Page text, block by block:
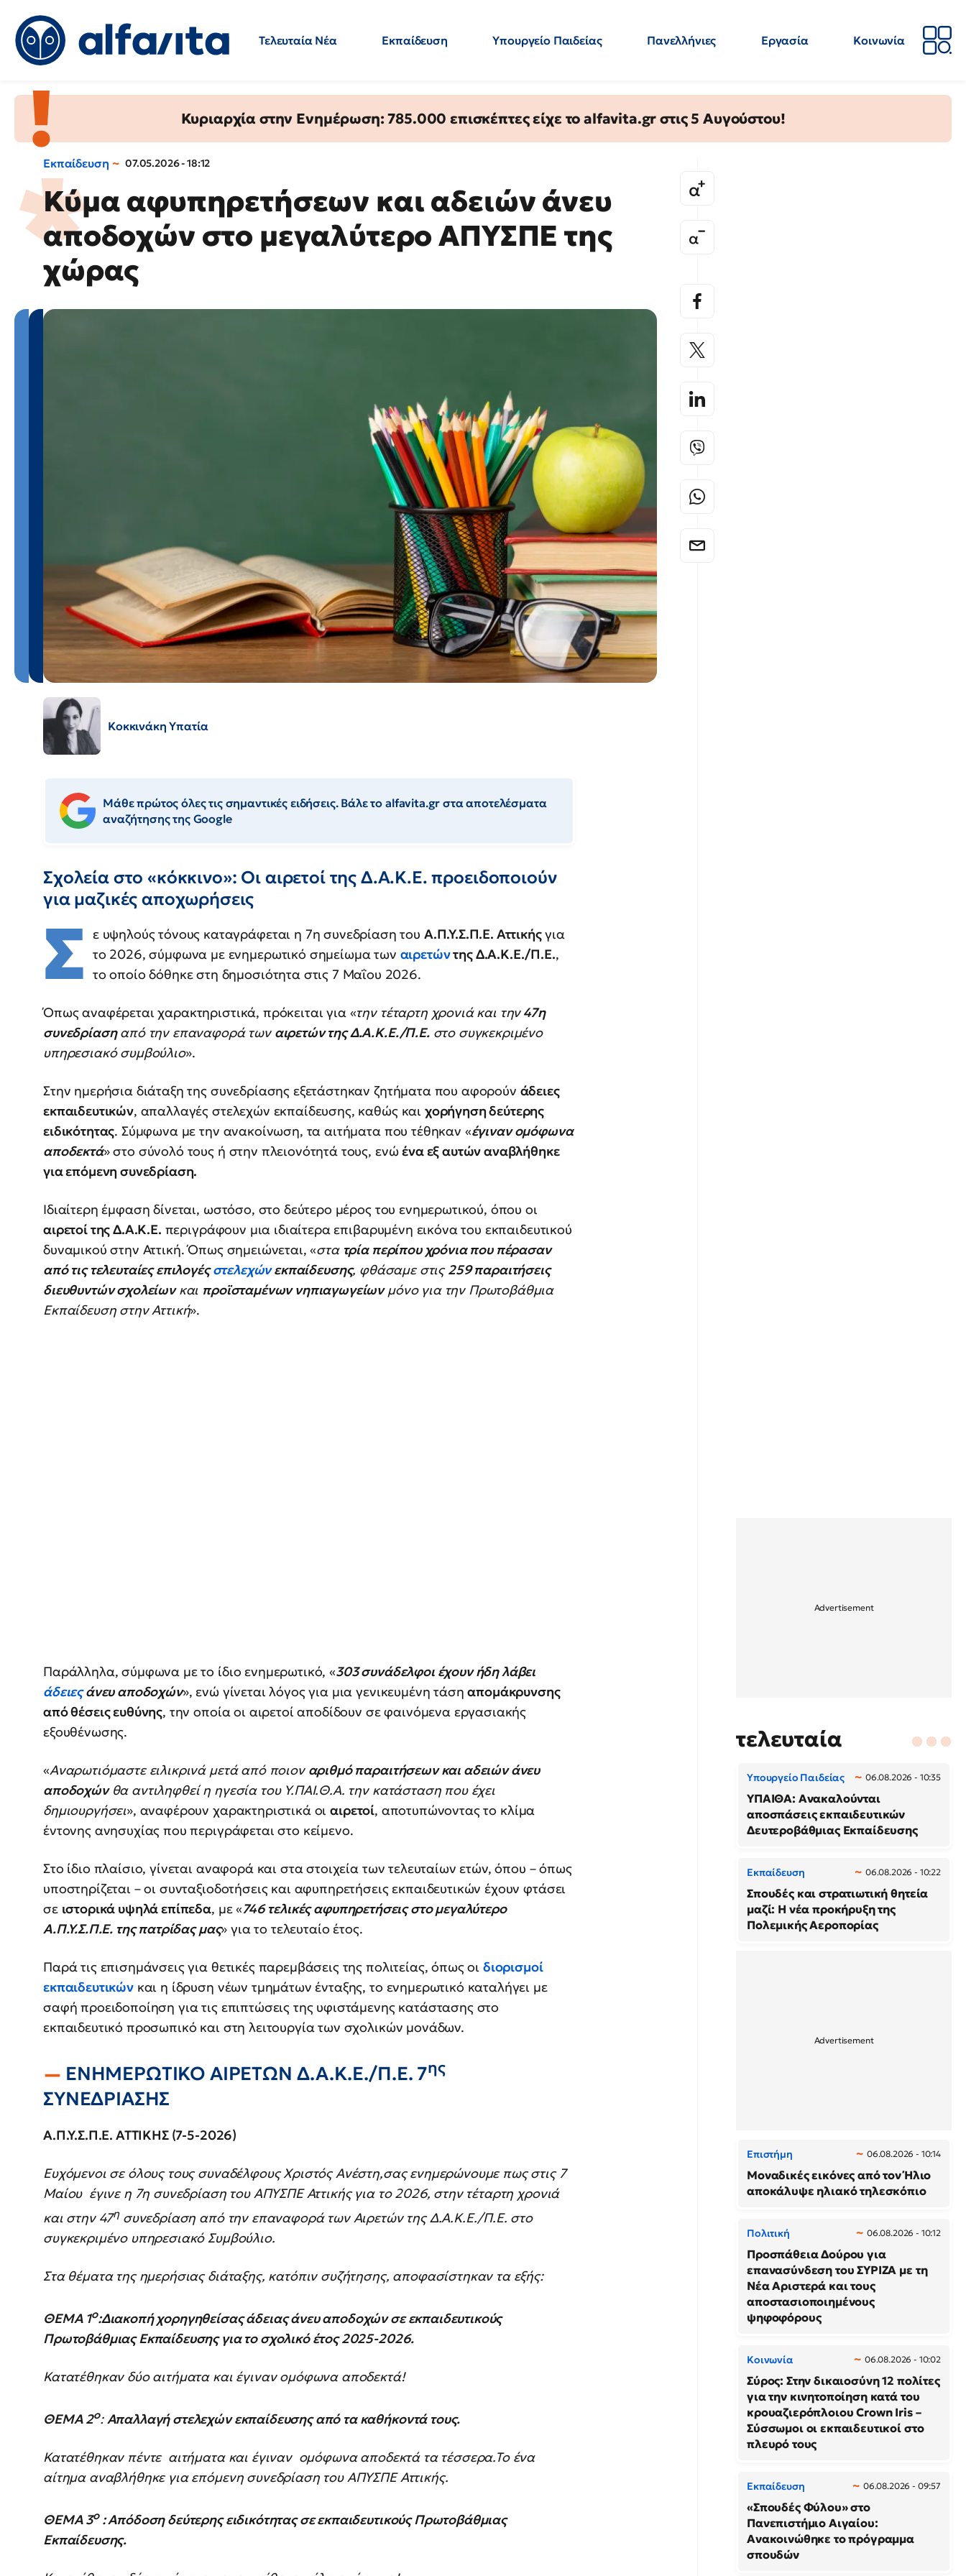
Τελευταία Νέα Εκπαίδευση Υπουργείο Παιδείας Πανελλήνιες Εργασία
Κοινωνία
Κυριαρχία στην Ενημέρωση: 785.000 επισκέπτες είχε το alfavita.gr στις 5 Αυγούστου!
Εκπαίδευση 07.05.2026 - 18:12
Κύμα αφυπηρετήσεων και αδειών άνευ
αποδοχών στο μεγαλύτερο ΑΠΥΣΠΕ της
χώρας
Κοκκινάκη Υπατία
Μάθε πρώτος όλες τις σημαντικές ειδήσεις. Βάλε το alfavita.gr στα αποτελέσματα
αναζήτησης της Google
Σχολεία στο «κόκκινο»: Οι αιρετοί της Δ.Α.Κ.Ε. προειδοποιούν
για μαζικές αποχωρήσεις
Σ ε υψηλούς τόνους καταγράφεται η 7η συνεδρίαση του Α.Π.Υ.Σ.Π.Ε. Αττικήςγια
το 2026, σύμφωνα με ενημερωτικό σημείωμα των αιρετώντης Δ.Α.Κ.Ε./Π.Ε.,
το οποίο δόθηκε στη δημοσιότητα στις 7 Μαΐου 2026.
Όπως αναφέρεται χαρακτηριστικά, πρόκειται για «την τέταρτη χρονιά και την47η
συνεδρίασηαπό την επαναφορά των αιρετών της Δ.Α.Κ.Ε./Π.Ε.στο συγκεκριμένο
υπηρεσιακό συμβούλιο».
Στην ημερήσια διάταξη της συνεδρίασης εξετάστηκαν ζητήματα που αφορούν άδειες
εκπαιδευτικών, απαλλαγές στελεχών εκπαίδευσης, καθώς και χορήγηση δεύτερης
ειδικότητας. Σύμφωνα με την ανακοίνωση, τα αιτήματα που τέθηκαν «έγιναν ομόφωνα
αποδεκτά» στο σύνολό τους ή στην πλειονότητά τους, ενώένα εξ αυτών αναβλήθηκε
για επόμενη συνεδρίαση.
Ιδιαίτερη έμφαση δίνεται, ωστόσο, στο δεύτερο μέρος του ενημερωτικού, όπου οι
αιρετοί της Δ.Α.Κ.Ε. περιγράφουν μια ιδιαίτερα επιβαρυμένη εικόνα του εκπαιδευτικού
δυναμικού στην Αττική. Όπως σημειώνεται, «στα τρία περίπου χρόνια που πέρασαν
από τις τελευταίες επιλογέςστελεχώνεκπαίδευσης, φθάσαμε στις259 παραιτήσεις
διευθυντών σχολείωνκαι προϊσταμένων νηπιαγωγείωνμόνο για την Πρωτοβάθμια
Εκπαίδευση στην Αττική».
Παράλληλα, σύμφωνα με το ίδιο ενημερωτικό, «303 συνάδελφοι έχουν ήδη λάβει
άδειεςάνευ αποδοχών», ενώ γίνεται λόγος για μια γενικευμένη τάσηαπομάκρυνσης
από θέσεις ευθύνης, την οποία οι αιρετοί αποδίδουν σε φαινόμενα εργασιακής
εξουθένωσης.
«Αναρωτιόμαστε ειλικρινά μετά από ποιον αριθμό παραιτήσεων και αδειών άνευ
αποδοχώνθα αντιληφθεί η ηγεσία του Υ.ΠΑΙ.Θ.Α. την κατάσταση που έχει
δημιουργήσει», αναφέρουν χαρακτηριστικά οιαιρετοί, αποτυπώνοντας το κλίμα
έντονης ανησυχίας που περιγράφεται στο κείμενο.
Στο ίδιο πλαίσιο, γίνεται αναφορά και στα στοιχεία των τελευταίων ετών, όπου – όπως
υποστηρίζεται – οι συνταξιοδοτήσεις και αφυπηρετήσεις εκπαιδευτικών έχουν φτάσει
σε ιστορικά υψηλά επίπεδα, με «746 τελικές αφυπηρετήσεις στο μεγαλύτερο
Α.Π.Υ.Σ.Π.Ε. της πατρίδας μας» για το τελευταίο έτος.
Παρά τις επισημάνσεις για θετικές παρεμβάσεις της πολιτείας, όπως οι διορισμοί
εκπαιδευτικώνκαι η ίδρυση νέων τμημάτων ένταξης, το ενημερωτικό καταλήγει με
σαφή προειδοποίηση για τις επιπτώσεις της υφιστάμενης κατάστασης στο
εκπαιδευτικό προσωπικό και στη λειτουργία των σχολικών μονάδων.
ENHMEΡΩΤΙΚΟ ΑΙΡΕΤΩΝ Δ.Α.Κ.Ε./Π.Ε. 7ης
ΣΥΝΕΔΡΙΑΣΗΣ
Α.Π.Υ.Σ.Π.Ε. ΑΤΤΙΚΗΣ (7-5-2026)
Ευχόμενοι σε όλους τους συναδέλφους Χριστός Ανέστη,σας ενημερώνουμε πως στις 7
Μαίου έγινε η 7η συνεδρίαση του ΑΠΥΣΠΕ Αττικής για το 2026, στην τέταρτη χρονιά
και στην 47ησυνεδρίαση από την επαναφορά των Αιρετών της Δ.Α.Κ.Ε./Π.Ε. στο
συγκεκριμένο υπηρεσιακό Συμβούλιο.
Στα θέματα της ημερήσιας διάταξης, κατόπιν συζήτησης, αποφασίστηκαν τα εξής:
ΘΕΜΑ 1ο:Διακοπή χορηγηθείσας άδειας άνευ αποδοχών σε εκπαιδευτικούς
Πρωτοβάθμιας Εκπαίδευσης για το σχολικό έτος 2025-2026.
Κατατέθηκαν δύο αιτήματα και έγιναν ομόφωνα αποδεκτά!
ΘΕΜΑ 2ο:Απαλλαγή στελεχών εκπαίδευσης από τα καθήκοντά τους.
Κατατέθηκαν πέντε αιτήματα και έγιναν ομόφωνα αποδεκτά τα τέσσερα.Το ένα
αίτημα αναβλήθηκε για επόμενη συνεδρίαση του ΑΠΥΣΠΕ Αττικής.
ΘΕΜΑ 3ο: Απόδοση δεύτερης ειδικότητας σε εκπαιδευτικούς Πρωτοβάθμιας
Εκπαίδευσης.
τελευταία
Υπουργείο Παιδείας 06.08.2026 - 10:35
ΥΠΑΙΘΑ: Ανακαλούνται
αποσπάσεις εκπαιδευτικών
Δευτεροβάθμιας Εκπαίδευσης
Εκπαίδευση 06.08.2026 - 10:22
Σπουδές και στρατιωτική θητεία
μαζί: Η νέα προκήρυξη της
Πολεμικής Αεροπορίας
Επιστήμη 06.08.2026 - 10:14
Μοναδικές εικόνες από τον Ήλιο
αποκάλυψε ηλιακό τηλεσκόπιο
Πολιτική 06.08.2026 - 10:12
Προσπάθεια Δούρου για
επανασύνδεση του ΣΥΡΙΖΑ με τη
Νέα Αριστερά και τους
αποστασιοποιημένους
ψηφοφόρους
Κοινωνία 06.08.2026 - 10:02
Σύρος: Στην δικαιοσύνη 12 πολίτες
για την κινητοποίηση κατά του
κρουαζιερόπλοιου Crown Iris –
Σύσσωμοι οι εκπαιδευτικοί στο
πλευρό τους
Εκπαίδευση 06.08.2026 - 09:57
«Σπουδές Φύλου» στο
Πανεπιστήμιο Αιγαίου:
Ανακοινώθηκε το πρόγραμμα
σπουδών